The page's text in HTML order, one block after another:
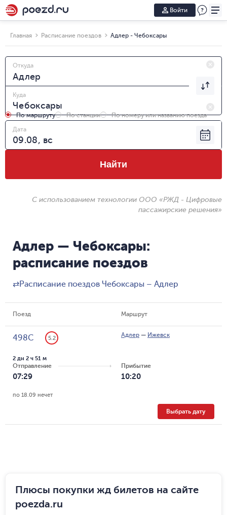
Войти
Главная Расписание поездов Адлер - Чебоксары
Откуда
Куда
По маршруту По станции
По номеру или названию поезда
Дата
Найти
С использованием технологии ООО «РЖД - Цифровые
пассажирские решения»
Адлер — Чебоксары:
расписание поездов
⇄Расписание поездов Чебоксары – Адлер
Поезд Маршрут
498С 5.2 Адлер — Ижевск
Отправление
07:29
2 дн 2 ч 51 м
Прибытие
10:20
по 18.09 нечет
Выбрать дату
Плюсы покупки жд билетов на сайте
poezda.ru